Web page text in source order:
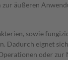
äußeren
sowie
Dadurch eignet
oder